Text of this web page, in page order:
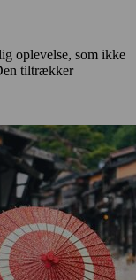
oplevelse, som ikke
tiltrækker